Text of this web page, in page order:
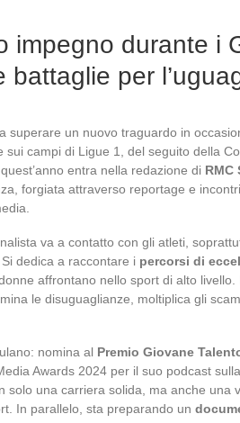
impegno durante i
battaglie per
superare un nuovo traguardo in
sui campi di Ligue 1, del seguito della
entra nella redazione di RMC
forgiata attraverso reportage e
va a contatto con gli atleti,
dedica a raccontare i percorsi di
affrontano nello sport di alto livello.
le disuguaglianze, moltiplica gli
nomina al Premio Giovane
Awards 2024 per il suo podcast
solo una carriera solida, ma anche una
In parallelo, sta preparando un